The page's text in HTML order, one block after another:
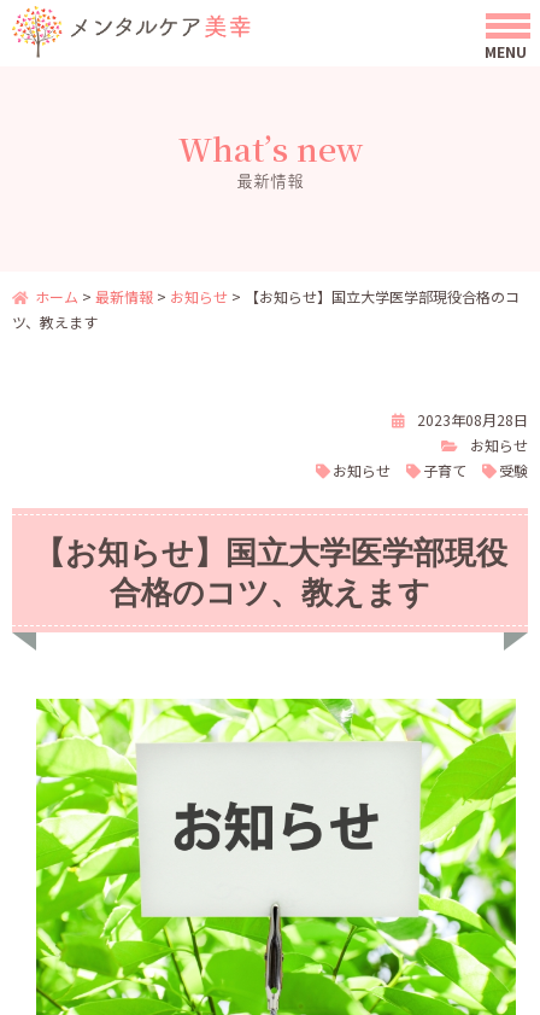
What’s new
最新情報
ホーム > 最新情報 > お知らせ >
【お知らせ】国立大学医学部現役合格のコ
ツ、教えます
2023年08月28日
お知らせ
お知らせ
子育て 受験
【お知らせ】国立大学医学部現役
合格のコツ、教えます